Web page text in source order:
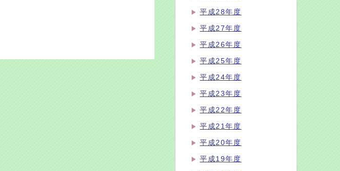
平成28年度
平成27年度
平成26年度
平成25年度
平成24年度
平成23年度
平成22年度
平成21年度
平成20年度
平成19年度